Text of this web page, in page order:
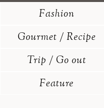
Fashion
Gourmet / Recipe
Trip / Go out
Feature